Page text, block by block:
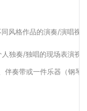
风格作品的演奏/演唱视
人独奏/独唱的现场表演视
伴奏带或一件乐器（钢琴/